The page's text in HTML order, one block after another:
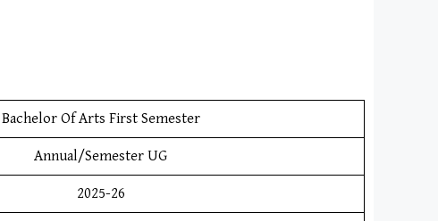
Bachelor Of Arts First Semester
Annual/Semester UG
2025-26